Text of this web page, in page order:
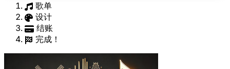
歌单
设计
结账
完成！